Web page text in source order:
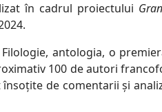
în cadrul proiectului
antologia, o
100 de autori
de comentarii și